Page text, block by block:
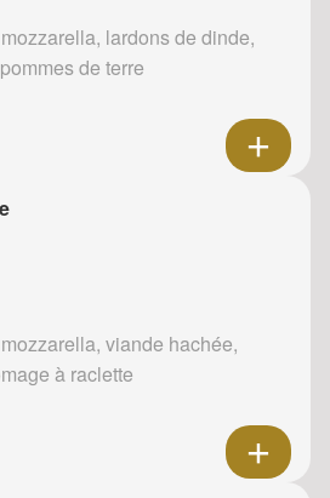
lardons de dinde,
de terre
viande hachée,
à raclette